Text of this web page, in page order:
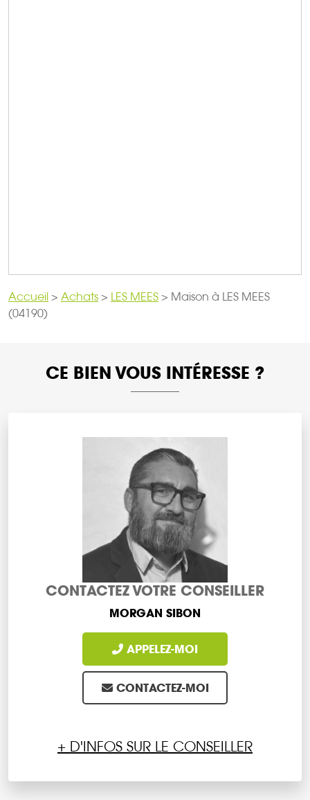
Accueil > Achats > LES MEES > Maison à LES MEES
(04190)
CE BIEN VOUS INTÉRESSE ?
CONTACTEZ VOTRE CONSEILLER
MORGAN SIBON
APPELEZ-MOI
CONTACTEZ-MOI
+ D'INFOS SUR LE CONSEILLER